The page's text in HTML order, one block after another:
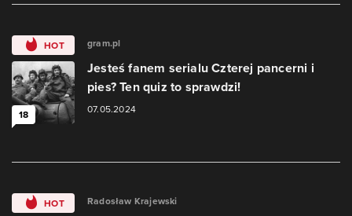
HOT
18
gram.pl
Jesteś fanem serialu Czterej pancerni i
pies? Ten quiz to sprawdzi!
07.05.2024
HOT Radosław Krajewski